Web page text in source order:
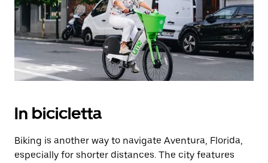
In bicicletta
Biking is another way to navigate Aventura, Florida,
especially for shorter distances. The city features